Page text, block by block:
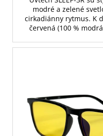
modré a zelené
cirkadiánny rytmus. K
červená (100 %